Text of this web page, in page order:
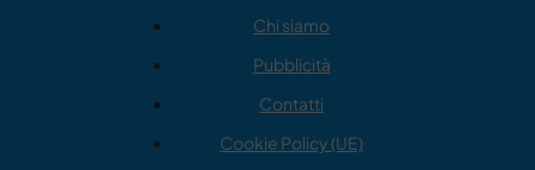
Chi siamo
Pubblicità
Contatti
Cookie Policy (UE)